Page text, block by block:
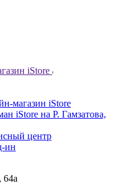
iStore
магазин iStore
iStore на Р. Гамзатова,
центр
ин
64а